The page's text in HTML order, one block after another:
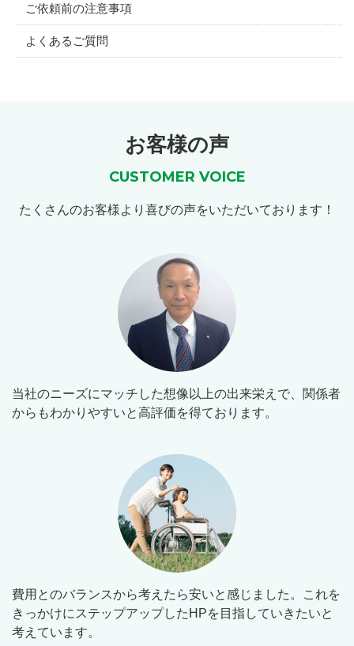
ご依頼前の注意事項
よくあるご質問
お客様の声
CUSTOMER VOICE
たくさんのお客様より喜びの声をいただいております！
当社のニーズにマッチした想像以上の出来栄えで、関係者
からもわかりやすいと高評価を得ております。
費用とのバランスから考えたら安いと感じました。これを
きっかけにステップアップしたHPを目指していきたいと
考えています。